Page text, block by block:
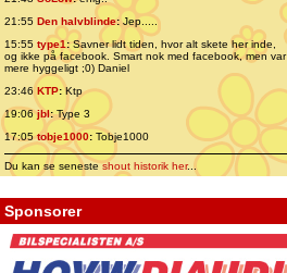
21:55 Den halvblinde:Jep.....
15:55 type1:Savner lidt tiden, hvor alt skete her inde,
og ikke på facebook. Smart nok med facebook, men var
mere hyggeligt ;0) Daniel
23:46 KTP:Ktp
19:06jbl:Type 3
17:05tobje1000: Tobje1000
Du kan se senesteshout historik her...
Sponsorer